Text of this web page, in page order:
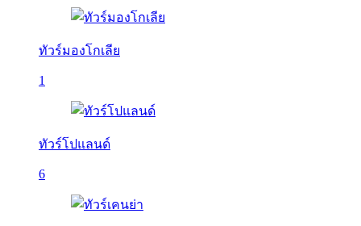
ทัวร์มองโกเลีย
1
ทัวร์โปแลนด์
6